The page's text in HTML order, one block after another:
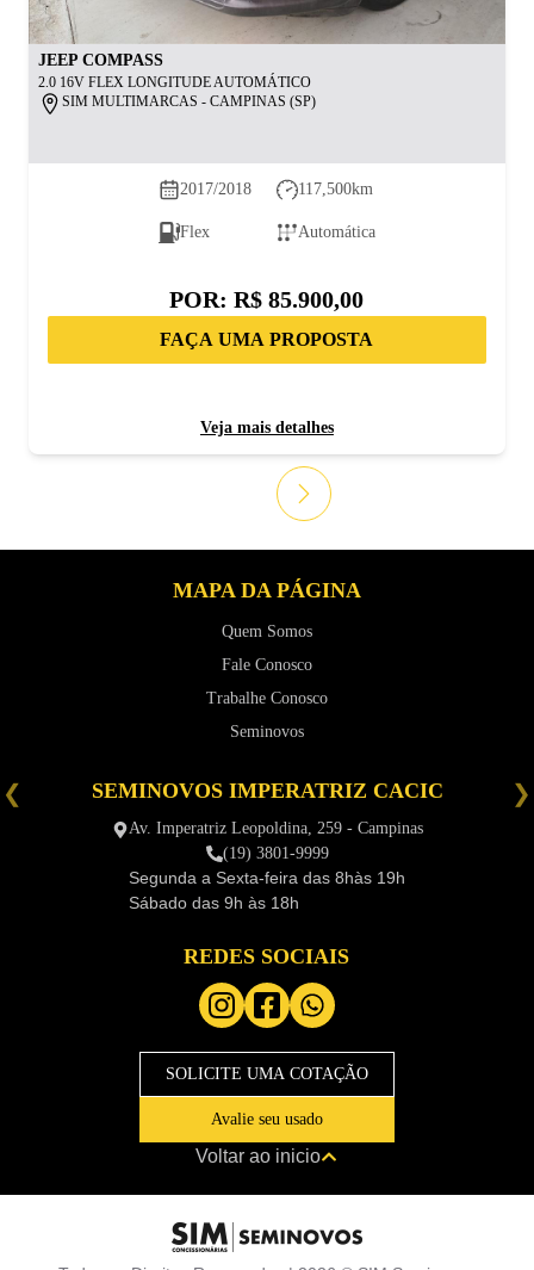
JEEP COMPASS
2.0 16V FLEX LONGITUDE AUTOMÁTICO
SIM MULTIMARCAS - CAMPINAS (SP)
2017/2018 117,500km
Flex Automática
POR:R$ 85.900,00
FAÇA UMA PROPOSTA
Veja mais detalhes
MAPA DA PÁGINA
Quem Somos
Fale Conosco
Trabalhe Conosco
Seminovos
SEMINOVOS IMPERATRIZ CACIC
Av. Imperatriz Leopoldina, 259 - Campinas
(19) 3801-9999
Segunda a Sexta-feira das 8hàs 19h
Sábado das 9h às 18h
REDES SOCIAIS
SOLICITE UMA COTAÇÃO
Avalie seu usado
Voltar ao inicio